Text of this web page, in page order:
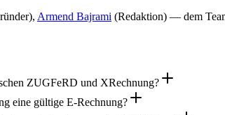
), Armend Bajrami (Redaktion) — dem
ZUGFeRD und XRechnung?
eine gültige E-Rechnung?